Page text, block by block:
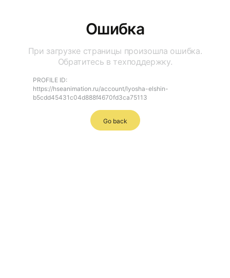
Ошибка
При загрузке страницы произошла ошибка.
Обратитесь в техподдержку.
PROFILE ID:
https://hseanimation.ru/account/lyosha-elshin-
b5cdd45431c04d888f4670fd3ca75113
Go back